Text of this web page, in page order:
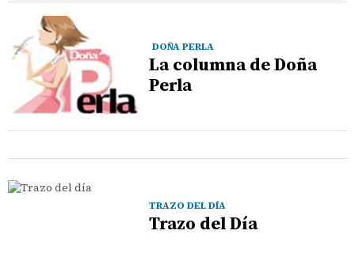
DOÑA PERLA
La columna de Doña
Perla
TRAZO DEL DÍA
Trazo del Día